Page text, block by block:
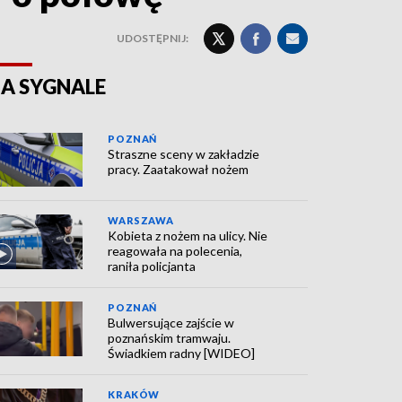
UDOSTĘPNIJ:
SYGNALE
POZNAŃ
Straszne sceny w zakładzie
pracy. Zaatakował nożem
WARSZAWA
Kobieta z nożem na ulicy. Nie
reagowała na polecenia,
raniła policjanta
POZNAŃ
Bulwersujące zajście w
poznańskim tramwaju.
Świadkiem radny [WIDEO]
KRAKÓW